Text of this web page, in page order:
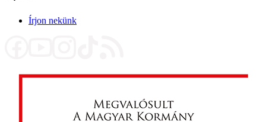
Írjon nekünk